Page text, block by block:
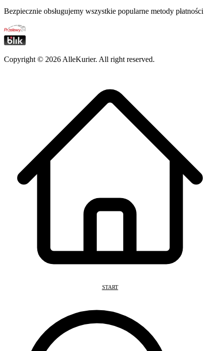
Bezpiecznie obsługujemy wszystkie popularne metody płatności
Copyright © 2026 AlleKurier. All right reserved.
START